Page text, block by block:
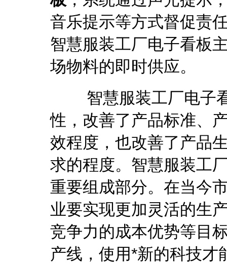
音乐提示等方式督促责
智慧服装工厂电子看板
场物料的即时供应。
智慧服装工厂电子看
性，改善了产品标准、
效程度，也改善了产品
求的程度。智慧服装工
重要组成部分。在当今
业要实现更加灵活的生
竞争力的成本优势等目
产线，使用*新的科技才